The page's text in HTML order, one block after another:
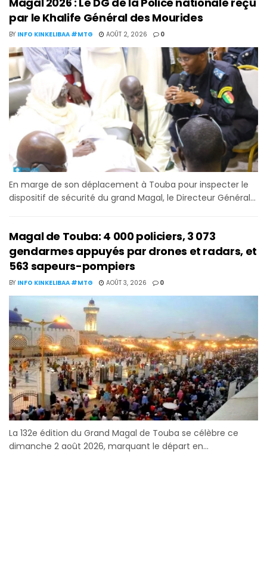
par le Khalife Général des Mourides
BY INFO KINKELIBAA #MTG AOÛT 2, 2026 0
En marge de son déplacement à Touba pour inspecter le
dispositif de sécurité du grand Magal, le Directeur Général...
Magal de Touba: 4 000 policiers, 3 073
gendarmes appuyés par drones et radars, et
563 sapeurs-pompiers
BY INFO KINKELIBAA #MTG AOÛT 3, 2026 0
La 132e édition du Grand Magal de Touba se célèbre ce
dimanche 2 août 2026, marquant le départ en...